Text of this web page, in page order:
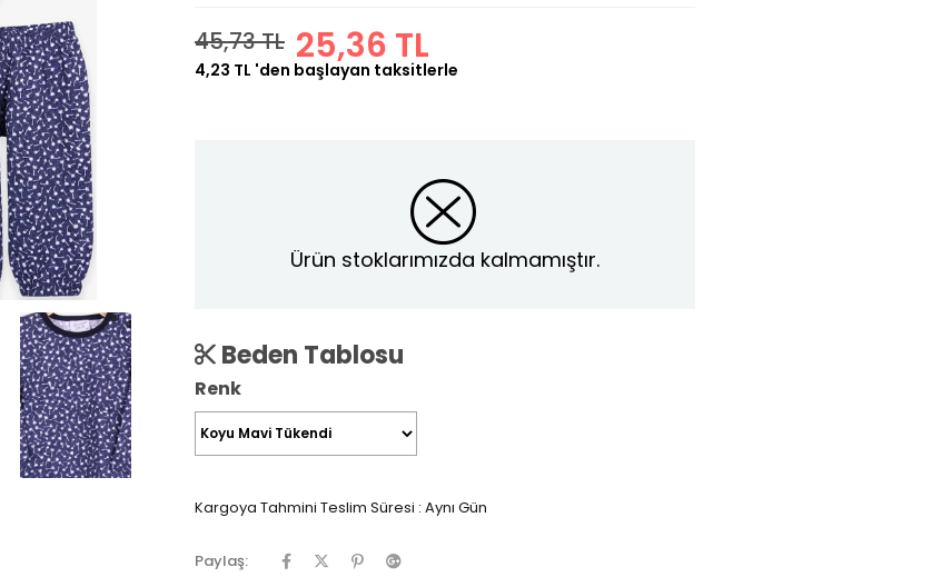
45,73 TL 25,36 TL
4,23 TL 'den başlayan taksitlerle
Ürün stoklarımızda kalmamıştır.
Beden Tablosu
Renk
Kargoya Tahmini Teslim Süresi : Aynı Gün
Paylaş: